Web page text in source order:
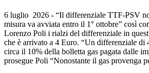
6 luglio 2026 - “Il differenziale TTF-PSV
misura va avviata entro il 1° ottobre” così
Lorenzo Poli i rialzi del differenziale in
che è arrivato a 4 Euro. “Un differenziale di
circa il 10% della bolletta gas pagata dalle
prosegue Poli “Nonostante il gas provenga